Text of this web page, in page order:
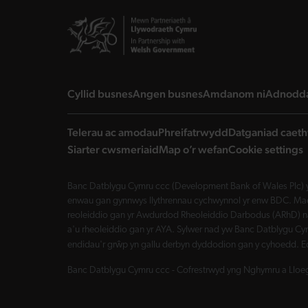
Cyllid busneslanding page
Angen busneslanding page
Amdanom nilanding
Telerau ac amodauPhreifatrwyddDatganiad
Siarter cwsmeriaidMap o’r wefanCookie settings
Banc Datblygu Cymru ccc (Development Bank of Wales
enwau gan gynnwys llythrennau cychwynnol yr enw BDC.
reoleiddio gan yr Awdurdod Rheoleiddio Darbodus (ARhD)
a'u rheoleiddio gan yr AYA. Sylwer nad yw Banc Datblygu
endidau'r grŵp yn gallu derbyn dyddodion gan y cyhoedd.
Banc Datblygu Cymru ccc - Cofrestrwyd yng Nghymru a